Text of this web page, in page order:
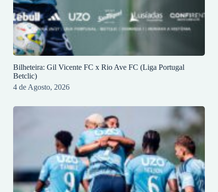
Bilheteira: Gil Vicente FC x Rio Ave FC (Liga Portugal
Betclic)
4 de Agosto, 2026